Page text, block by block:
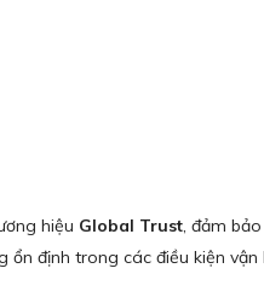
hiệu Global Trust, đảm
ổn định trong các điều kiện vận